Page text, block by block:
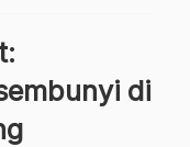
di